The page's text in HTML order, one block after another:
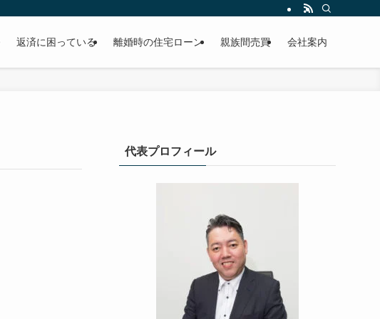
返済に困っている 離婚時の住宅ローン 親族間売買 会社案内
代表プロフィール